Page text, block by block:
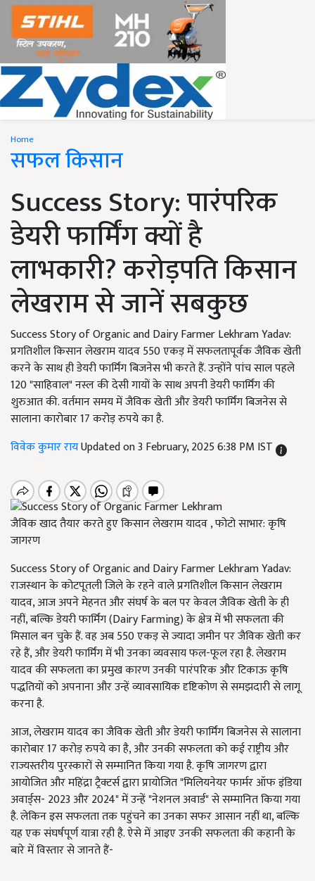
Home
सफल किसान
Success Story: पारंपरिक
डेयरी फार्मिंग क्यों है
लाभकारी? करोड़पति किसान
लेखराम से जानें सबकुछ
Success Story of Organic and Dairy Farmer Lekhram Yadav:
प्रगतिशील किसान लेखराम यादव 550 एकड़ में सफलतापूर्वक जैविक खेती
करने के साथ ही डेयरी फार्मिंग बिजनेस भी करते हैं. उन्होंने पांच साल पहले
120 "साहिवाल" नस्ल की देसी गायों के साथ अपनी डेयरी फार्मिंग की
शुरुआत की. वर्तमान समय में जैविक खेती और डेयरी फार्मिंग बिजनेस से
सालाना कारोबार 17 करोड़ रुपये का है.
विवेक कुमार रायUpdated on 3 February, 2025 6:38 PM IST
जैविक खाद तैयार करते हुए किसान लेखराम यादव , फोटो साभार: कृषि
जागरण
Success Story of Organic and Dairy Farmer Lekhram Yadav:
राजस्थान के कोटपूतली जिले के रहने वाले प्रगतिशील किसान लेखराम
यादव, आज अपने मेहनत और संघर्ष के बल पर केवल जैविक खेती के ही
नहीं, बल्कि डेयरी फार्मिंग (Dairy Farming) के क्षेत्र में भी सफलता की
मिसाल बन चुके हैं. वह अब 550 एकड़ से ज्यादा जमीन पर जैविक खेती कर
रहे हैं, और डेयरी फार्मिंग में भी उनका व्यवसाय फल-फूल रहा है. लेखराम
यादव की सफलता का प्रमुख कारण उनकी पारंपरिक और टिकाऊ कृषि
पद्धतियों को अपनाना और उन्हें व्यावसायिक दृष्टिकोण से समझदारी से लागू
करना है.
आज, लेखराम यादव का जैविक खेती और डेयरी फार्मिंग बिजनेस से सालाना
कारोबार 17 करोड़ रुपये का है, और उनकी सफलता को कई राष्ट्रीय और
राज्यस्तरीय पुरस्कारों से सम्मानित किया गया है. कृषि जागरण द्वारा
आयोजित और महिंद्रा ट्रैक्टर्स द्वारा प्रायोजित "मिलियनेयर फार्मर ऑफ इंडिया
अवार्ड्स- 2023 और 2024" में उन्हें "नेशनल अवार्ड" से सम्मानित किया गया
है. लेकिन इस सफलता तक पहुंचने का उनका सफर आसान नहीं था, बल्कि
यह एक संघर्षपूर्ण यात्रा रही है. ऐसे में आइए उनकी सफलता की कहानी के
बारे में विस्तार से जानते हैं-